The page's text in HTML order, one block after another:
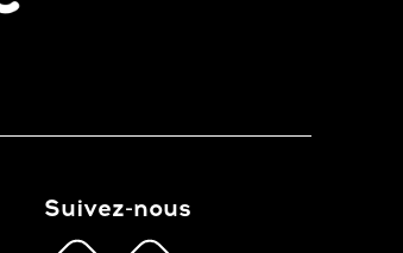
Suivez-nous